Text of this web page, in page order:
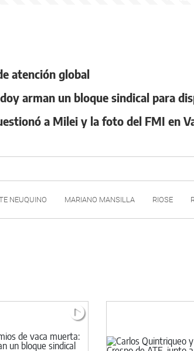
atención global
arman un bloque sindical para
a Milei y la foto del FMI en
NEUQUINO MARIANO MANSILLA RIOSE